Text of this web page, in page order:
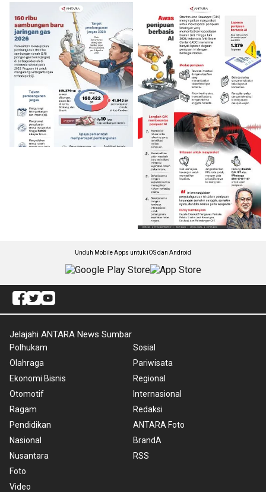
Unduh Mobile Apps untuk iOS dan Android
Jelajahi ANTARA News Sumbar
Polhukam
Olahraga
Ekonomi Bisnis
Otomotif
Ragam
Pendidikan
Nasional
Nusantara
Foto
Video
Sosial
Pariwisata
Regional
Internasional
Redaksi
ANTARA Foto
BrandA
RSS